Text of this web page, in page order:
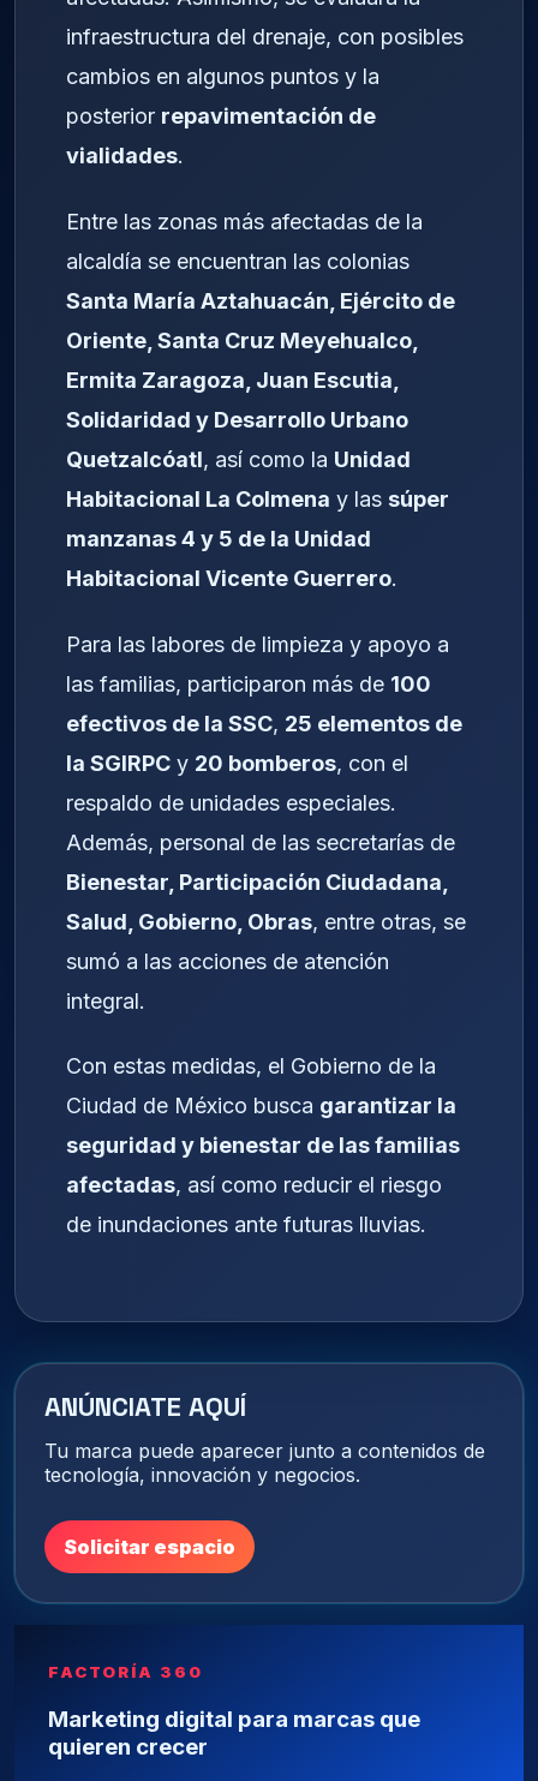
infraestructura del drenaje, con posibles
cambios en algunos puntos y la
posterior repavimentación de
vialidades.
Entre las zonas más afectadas de la
alcaldía se encuentran las colonias
Santa María Aztahuacán, Ejército de
Oriente, Santa Cruz Meyehualco,
Ermita Zaragoza, Juan Escutia,
Solidaridad y Desarrollo Urbano
Quetzalcóatl, así como la Unidad
Habitacional La Colmena y las súper
manzanas 4 y 5 de la Unidad
Habitacional Vicente Guerrero.
Para las labores de limpieza y apoyo a
las familias, participaron más de 100
efectivos de la SSC, 25 elementos de
la SGIRPC y 20 bomberos, con el
respaldo de unidades especiales.
Además, personal de las secretarías de
Bienestar, Participación Ciudadana,
Salud, Gobierno, Obras, entre otras, se
sumó a las acciones de atención
integral.
Con estas medidas, el Gobierno de la
Ciudad de México busca garantizar la
seguridad y bienestar de las familias
afectadas, así como reducir el riesgo
de inundaciones ante futuras lluvias.
ANÚNCIATE AQUÍ
Tu marca puede aparecer junto a contenidos de
tecnología, innovación y negocios.
Solicitar espacio
FACTORÍA 360
Marketing digital para marcas que
quieren crecer